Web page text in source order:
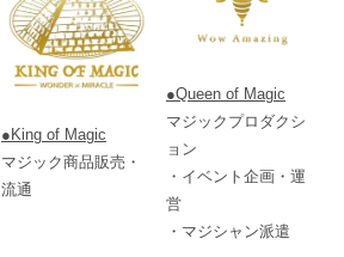
●King of Magic
マジック商品販売・
流通
●Queen of Magic
マジックプロダクシ
ョン
・イベント企画・運
営
・マジシャン派遣